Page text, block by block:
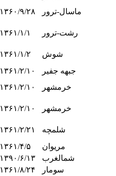
۱۳۶۰/۹/۲۸ ماسال-ترور
۱۳۶۱/۱/۱ رشت-ترور
۱۳۶۱/۱/۲
شوش
۱۳۶۱/۲/۱۰
جبهه جفیر
۱۳۶۱/۲/۱۰ خرمشهر
۱۳۶۱/۲/۱۰ خرمشهر
۱۳۶۱/۲/۲۱
شلمچه
۱۳۶۱/۴/۵
مریوان
۱۳۹۰/۶/۱۳
شمالغرب
۱۳۶۱/۸/۲۴
سومار